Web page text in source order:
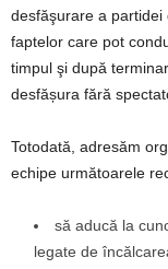
desfăşurare a
faptelor care pot
timpul şi după
desfășura fără
Totodată, adresăm
echipe următoarele
să aducă la
legate de